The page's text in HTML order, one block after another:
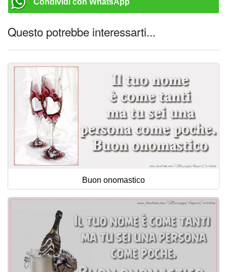
Condividi con WhatsApp
Questo potrebbe interessarti...
Buon onomastico